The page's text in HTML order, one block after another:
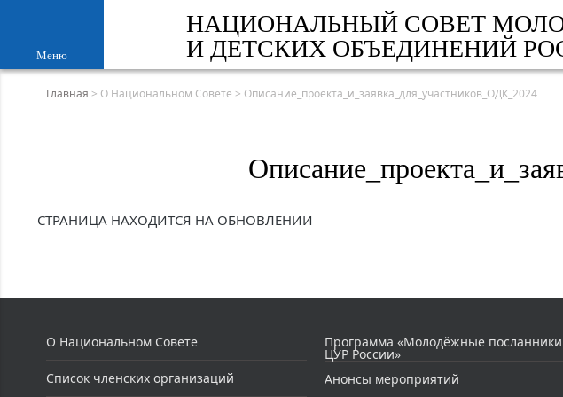
Меню
НАЦИОНАЛЬНЫЙ СОВЕТ
И ДЕТСКИХ ОБЪЕДИНЕНИЙ
Главная > О Национальном Совете > Описание_проекта_и_заявка_для_участников_ОДК_2024
СТРАНИЦА НАХОДИТСЯ НА ОБНОВЛЕНИИ
О Национальном Совете
Список членских организаций
Программа «Молодёжные посланники
ЦУР России»
Анонсы мероприятий